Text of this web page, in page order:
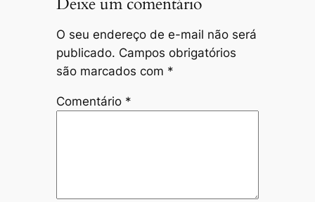
O seu endereço de e-mail não será
publicado. Campos obrigatórios
são marcados com *
Comentário *